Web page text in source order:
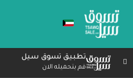
تطبيق تسوق سيل
قم بتحميله الان